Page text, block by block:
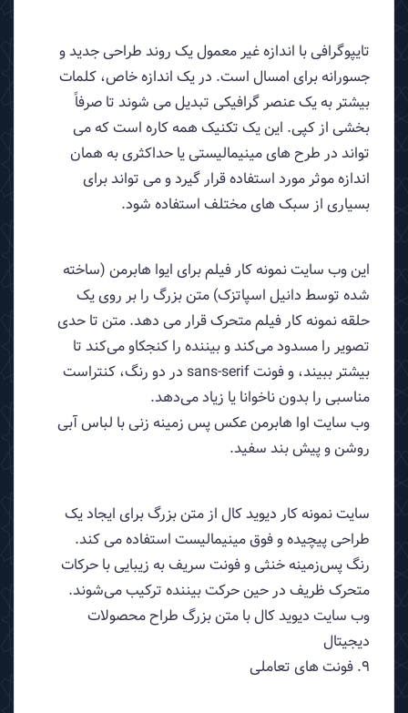
تایپوگرافی با اندازه غیر معمول یک روند طراحی جدید و
جسورانه برای امسال است. در یک اندازه خاص، کلمات
بیشتر به یک عنصر گرافیکی تبدیل می شوند تا صرفاً
بخشی از کپی. این یک تکنیک همه کاره است که می
تواند در طرح های مینیمالیستی یا حداکثری به همان
اندازه موثر مورد استفاده قرار گیرد و می تواند برای
بسیاری از سبک های مختلف استفاده شود.
این وب سایت نمونه کار فیلم برای ایوا هابرمن (ساخته
شده توسط دانیل اسپاتزک) متن بزرگ را بر روی یک
حلقه نمونه کار فیلم متحرک قرار می دهد. متن تا حدی
تصویر را مسدود می‌کند و بیننده را کنجکاو می‌کند تا
بیشتر ببیند، و فونت sans-serif در دو رنگ، کنتراست
مناسبی را بدون ناخوانا یا زیاد می‌دهد.
وب سایت اوا هابرمن عکس پس زمینه زنی با لباس آبی
روشن و پیش بند سفید.
سایت نمونه کار دیوید کال از متن بزرگ برای ایجاد یک
طراحی پیچیده و فوق مینیمالیست استفاده می کند.
رنگ پس‌زمینه خنثی و فونت سریف به زیبایی با حرکات
متحرک ظریف در حین حرکت بیننده ترکیب می‌شوند.
وب سایت دیوید کال با متن بزرگ طراح محصولات
دیجیتال
9. فونت های تعاملی